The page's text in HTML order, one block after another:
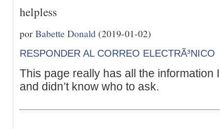
helpless
porBabette Donald (2019-01-02)
RESPONDER AL CORREO ELECTRÃ³NICO
This page really has all the information
and didn’t know who to ask.